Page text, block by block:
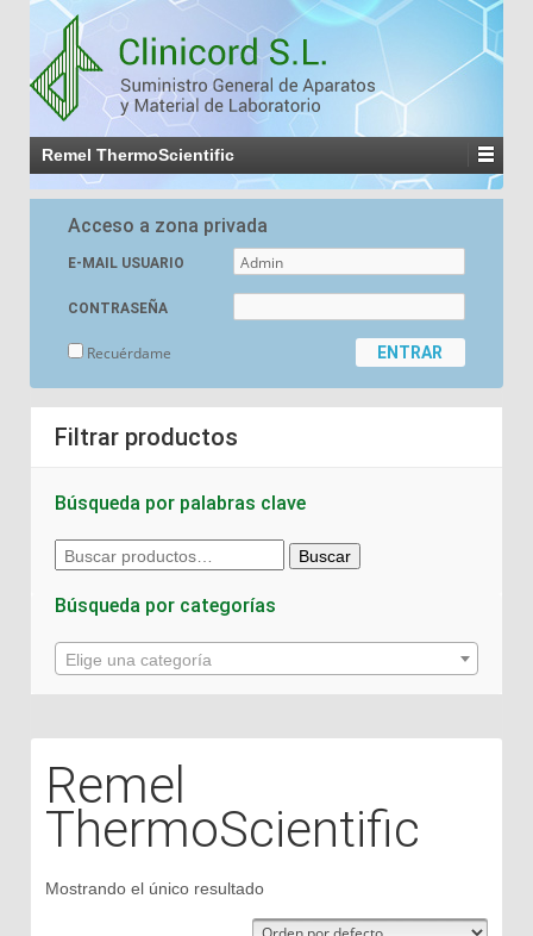
Remel ThermoScientific
Acceso a zona privada
E-MAIL USUARIO
CONTRASEÑA
Recuérdame
Filtrar productos
Búsqueda por palabras clave
Buscar
por:
Buscar
Búsqueda por categorías
Elige una categoría
Remel
ThermoScientific
Mostrando el único resultado